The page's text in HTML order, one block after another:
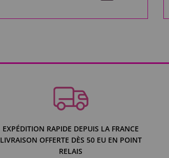
EXPÉDITION RAPIDE DEPUIS LA FRANCE
LIVRAISON OFFERTE DÈS 50 EU EN POINT
RELAIS